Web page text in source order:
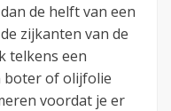
de helft van een
zijkanten van de
telkens een
boter of olijfolie
voordat je er